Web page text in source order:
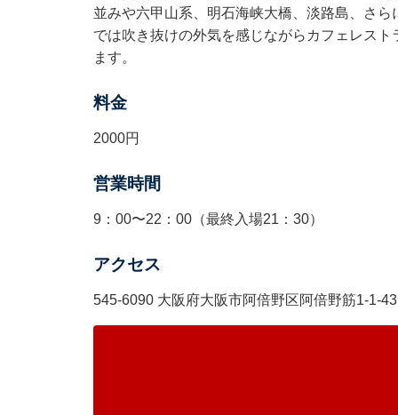
並みや六甲山系、明石海峡大橋、淡路島、さ
では吹き抜けの外気を感じながらカフェレス
ます。
料金
2000円
営業時間
9：00〜22：00（最終入場21：30）
アクセス
545-6090 大阪府大阪市阿倍野区阿倍野筋1-1-